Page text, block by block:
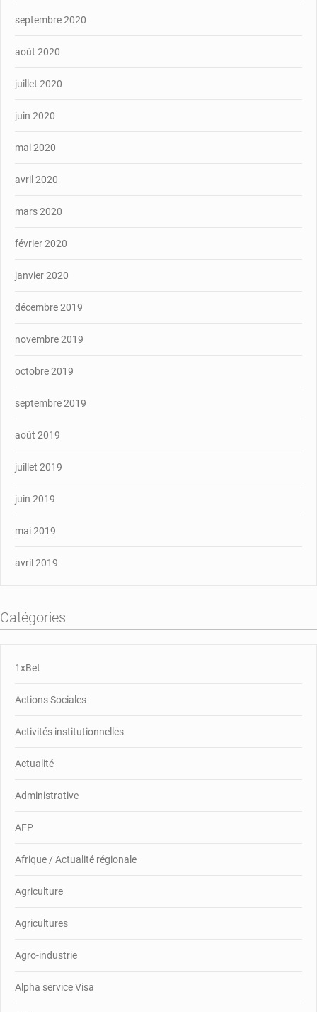
septembre 2020
août 2020
juillet 2020
juin 2020
mai 2020
avril 2020
mars 2020
février 2020
janvier 2020
décembre 2019
novembre 2019
octobre 2019
septembre 2019
août 2019
juillet 2019
juin 2019
mai 2019
avril 2019
Catégories
1xBet
Actions Sociales
Activités institutionnelles
Actualité
Administrative
AFP
Afrique / Actualité régionale
Agriculture
Agricultures
Agro-industrie
Alpha service Visa